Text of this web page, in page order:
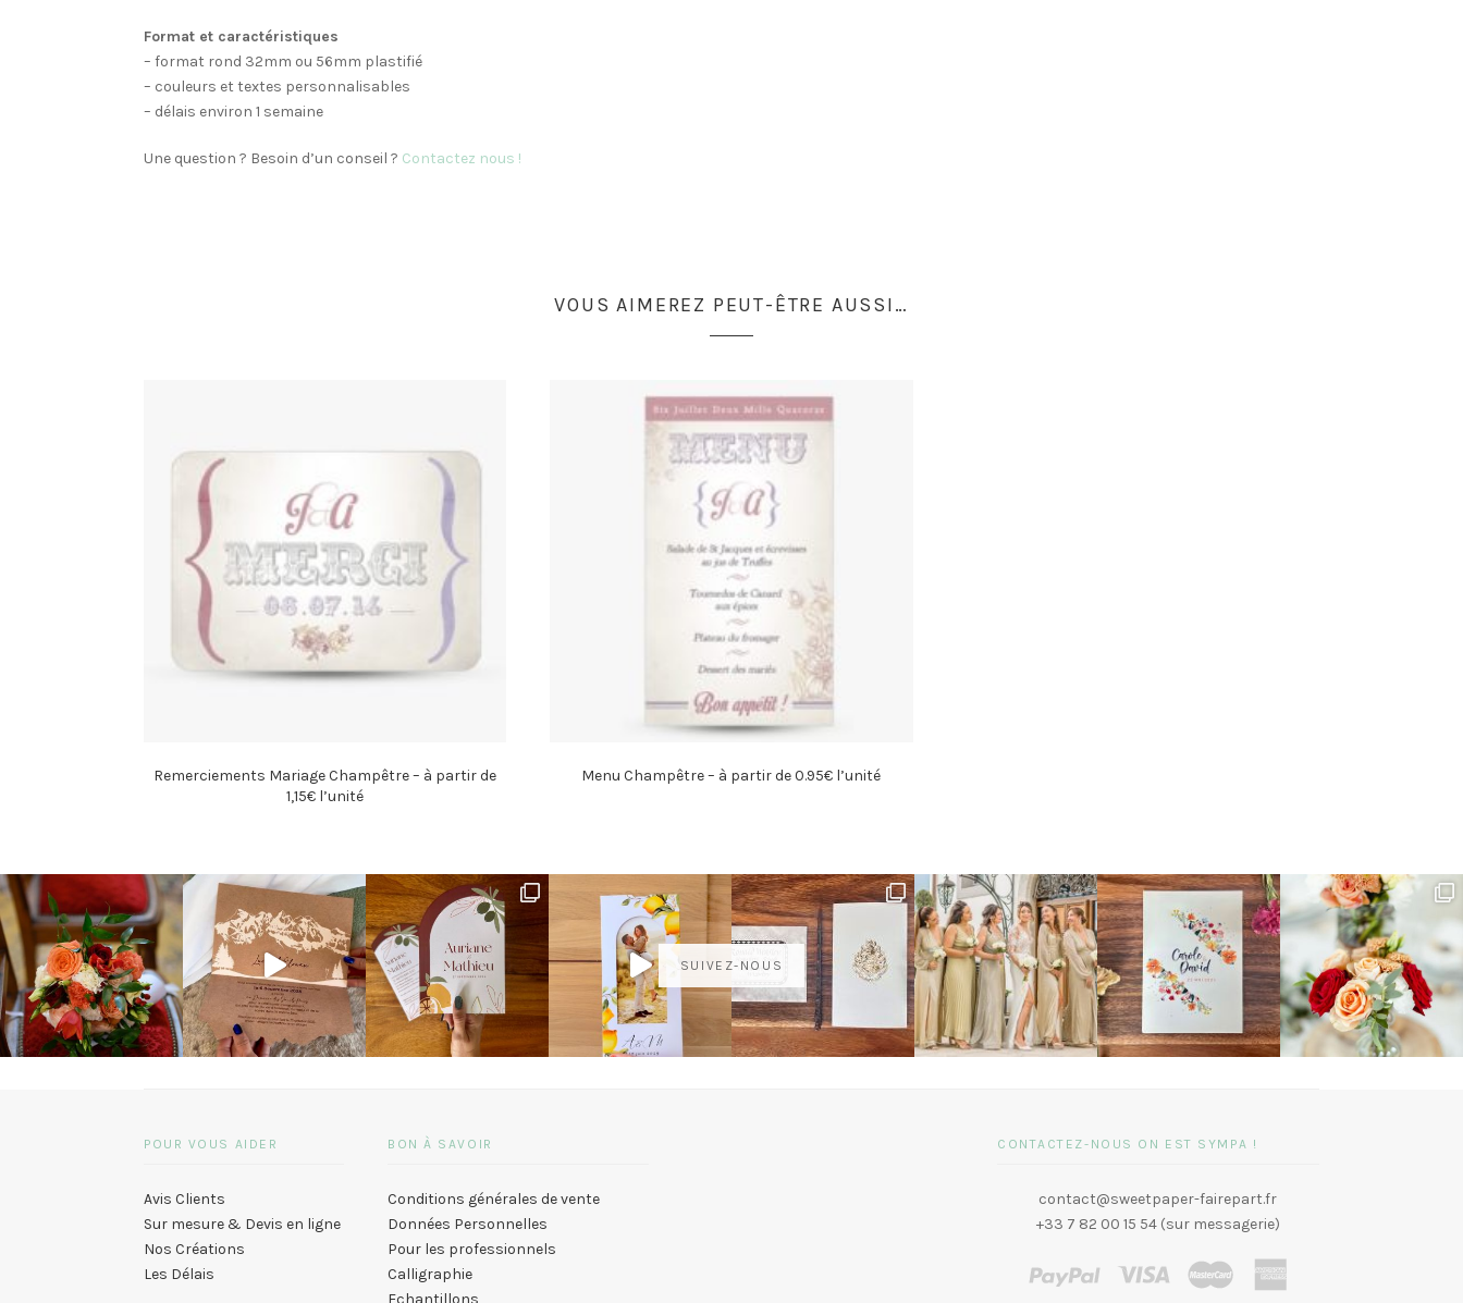
Format et caractéristiques
– format rond 32mm ou 56mm plastifié
– couleurs et textes personnalisables
– délais environ 1 semaine
Une question ? Besoin d’un conseil ? Contactez nous !
VOUS AIMEREZ PEUT-ÊTRE AUSSI…
Remerciements Mariage Champêtre – à partir de
1,15€ l’unité
Menu Champêtre – à partir de 0.95€ l’unité
SUIVEZ-NOUS
POUR VOUS AIDER
Avis Clients
Sur mesure & Devis en ligne
Nos Créations
Les Délais
BON À SAVOIR
Conditions générales de vente
Données Personnelles
Pour les professionnels
Calligraphie
CONTACTEZ-NOUS ON EST SYMPA !
contact@sweetpaper-fairepart.fr
+33 7 82 00 15 54 (sur messagerie)